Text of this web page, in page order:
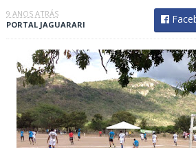
9 ANOS ATRÁS
PORTAL JAGUARARI